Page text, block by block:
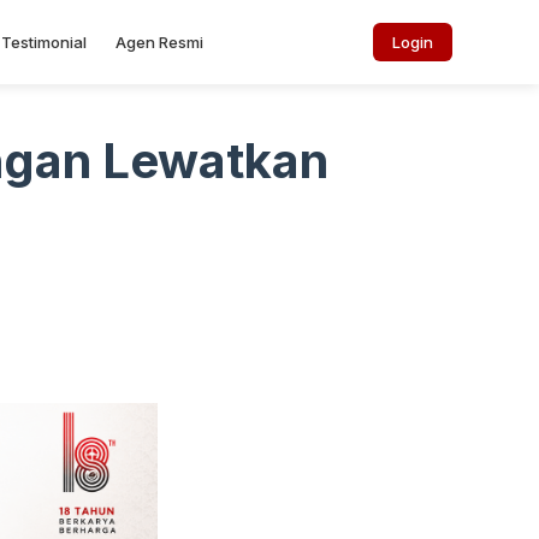
Testimonial Agen Resmi Login
Lewatkan